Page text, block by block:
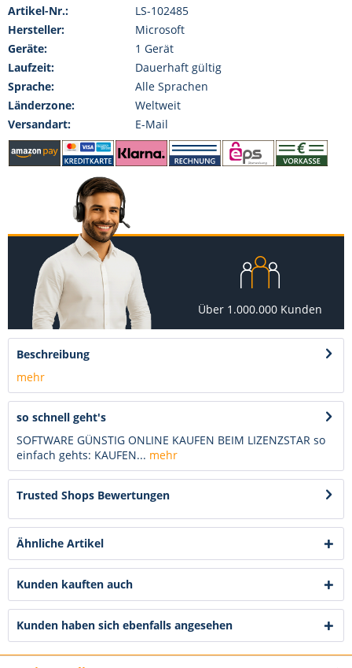
Artikel-Nr.:
LS-102485
Hersteller:
Microsoft
Geräte:
1 Gerät
Laufzeit:
Dauerhaft gültig
Sprache:
Alle Sprachen
Länderzone:
Weltweit
Versandart:
E-Mail
Über 1.000.000 Kunden
Beschreibung
mehr
so schnell geht's
SOFTWARE GÜNSTIG ONLINE KAUFEN BEIM LIZENZSTAR so
einfach gehts: KAUFEN... mehr
Trusted Shops Bewertungen
Ähnliche Artikel
Kunden kauften auch
Kunden haben sich ebenfalls angesehen